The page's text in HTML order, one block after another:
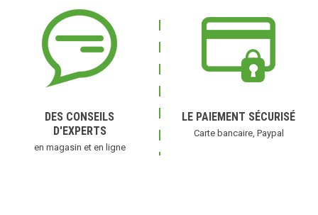
DES CONSEILS
D'EXPERTS
en magasin et en ligne
LE PAIEMENT SÉCURISÉ
Carte bancaire, Paypal